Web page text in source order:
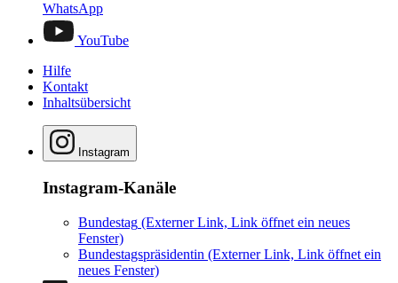
WhatsApp
YouTube
Hilfe
Kontakt
Inhaltsübersicht
Instagram
Instagram-Kanäle
Bundestag (Externer Link, Link öffnet ein neues
Fenster)
Bundestagspräsidentin (Externer Link, Link öffnet ein
neues Fenster)